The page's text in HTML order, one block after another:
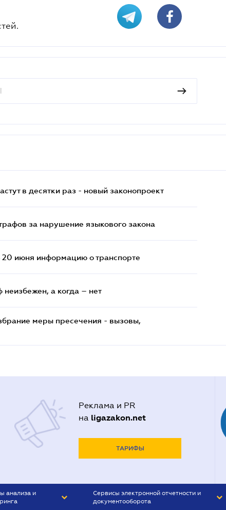
в десятки раз - новый законопроект
за нарушение языкового закона
июня информацию о транспорте
а когда – нет
меры пресечения - вызовы,
Реклама и PR
на ligazakon.net
ТАРИФЫ
анализа и
Сервисы электронной отчетности и
документооборота